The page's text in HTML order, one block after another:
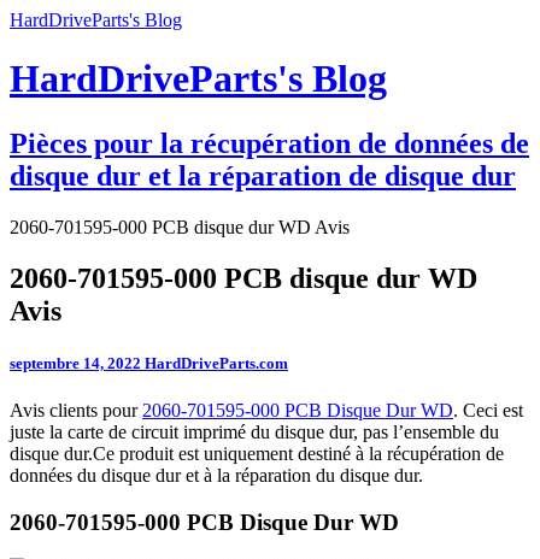
HardDriveParts's Blog
HardDriveParts's Blog
Pièces pour la récupération de données de
disque dur et la réparation de disque dur
2060-701595-000 PCB disque dur WD Avis
2060-701595-000 PCB disque dur WD
Avis
septembre 14, 2022 HardDriveParts.com
Avis clients pour 2060-701595-000 PCB Disque Dur WD. Ceci est
juste la carte de circuit imprimé du disque dur, pas l’ensemble du
disque dur.Ce produit est uniquement destiné à la récupération de
données du disque dur et à la réparation du disque dur.
2060-701595-000 PCB Disque Dur WD